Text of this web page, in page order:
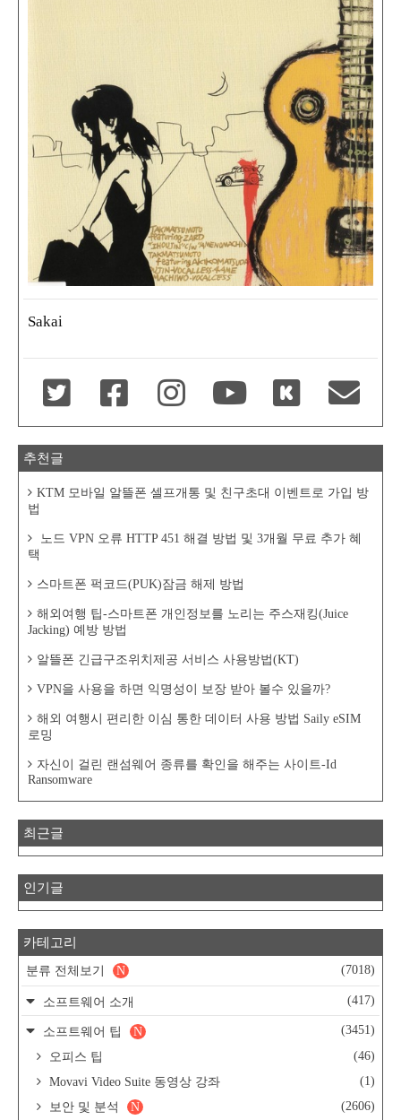
Sakai
추천글
KTM 모바일 알뜰폰 셀프개통 및 친구초대 이벤트로 가입 방
법
노드 VPN 오류 HTTP 451 해결 방법 및 3개월 무료 추가 혜
택
스마트폰 퍽코드(PUK)잠금 해제 방법
해외여행 팁-스마트폰 개인정보를 노리는 주스재킹(Juice
Jacking) 예방 방법
알뜰폰 긴급구조위치제공 서비스 사용방법(KT)
VPN을 사용을 하면 익명성이 보장 받아 볼수 있을까?
해외 여행시 편리한 이심 통한 데이터 사용 방법 Saily eSIM
로밍
자신이 걸린 랜섬웨어 종류를 확인을 해주는 사이트-Id
Ransomware
최근글
인기글
카테고리
분류 전체보기 (7018)
N
소프트웨어 소개 (417)
소프트웨어 팁 (3451)
N
오피스 팁
(46)
Movavi Video Suite 동영상 강좌
(1)
보안 및 분석
(2606)
N